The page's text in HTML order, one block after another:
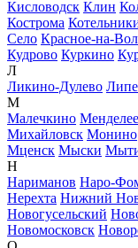
Кисловодск Клин
Кострома
Село Красное-на-
Кудрово Куркино
Л
Ликино-Дулево
М
Малечкино
Михайловск Монино
Мценск Мыски
Н
Нариманов Наро-
Нерехта Нижний
Новогусельский
Новомосковск